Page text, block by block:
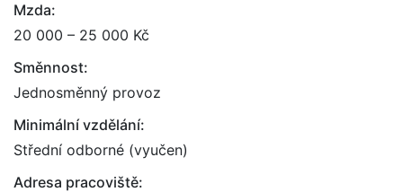
Mzda:
20 000 – 25 000 Kč
Směnnost:
Jednosměnný provoz
Minimální vzdělání:
Střední odborné (vyučen)
Adresa pracoviště: